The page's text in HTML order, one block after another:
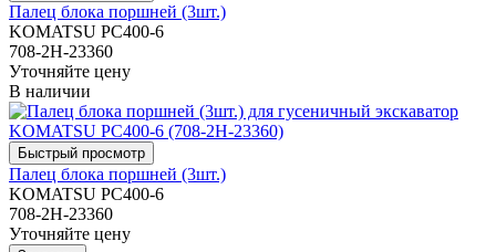
Палец блока поршней (3шт.)
KOMATSU PC400-6
708-2H-23360
Уточняйте цену
В наличии
Палец блока поршней (3шт.)
KOMATSU PC400-6
708-2H-23360
Уточняйте цену